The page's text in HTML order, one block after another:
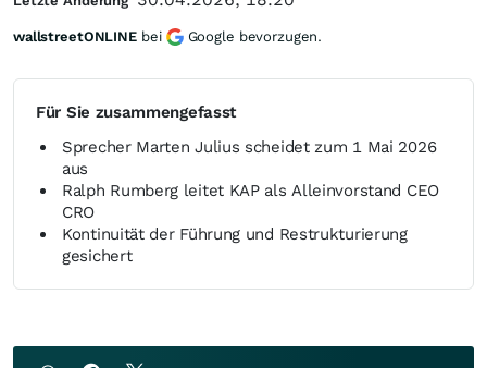
Für Sie zusammengefasst
Sprecher Marten Julius scheidet zum 1 Mai 2026
aus
Ralph Rumberg leitet KAP als Alleinvorstand CEO
CRO
Kontinuität der Führung und Restrukturierung
gesichert
wallstreetONLINE bei Google bevorzugen.